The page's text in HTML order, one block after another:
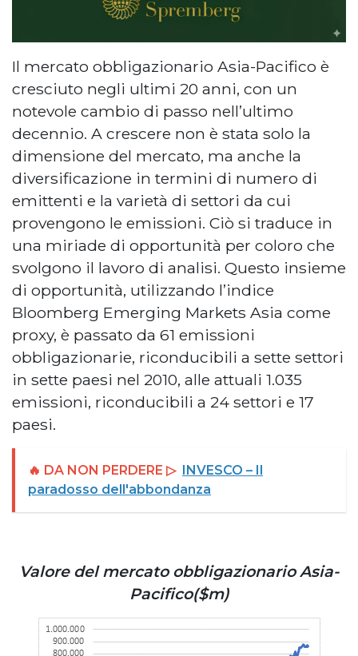
Il mercato obbligazionario Asia-Pacifico è
cresciuto negli ultimi 20 anni, con un
notevole cambio di passo nell’ultimo
decennio. A crescere non è stata solo la
dimensione del mercato, ma anche la
diversificazione in termini di numero di
emittenti e la varietà di settori da cui
provengono le emissioni. Ciò si traduce in
una miriade di opportunità per coloro che
svolgono il lavoro di analisi. Questo insieme
di opportunità, utilizzando l’indice
Bloomberg Emerging Markets Asia come
proxy, è passato da 61 emissioni
obbligazionarie, riconducibili a sette settori
in sette paesi nel 2010, alle attuali 1.035
emissioni, riconducibili a 24 settori e 17
paesi.
🔥 DA NON PERDERE ▷ INVESCO – Il
paradosso dell'abbondanza
Valore del mercato obbligazionario Asia-
Pacifico($m)